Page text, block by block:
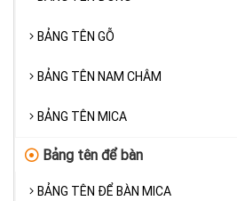
BẢNG TÊN GỖ
BẢNG TÊN NAM CHÂM
BẢNG TÊN MICA
Bảng tên để bàn
BẢNG TÊN ĐỂ BÀN MICA